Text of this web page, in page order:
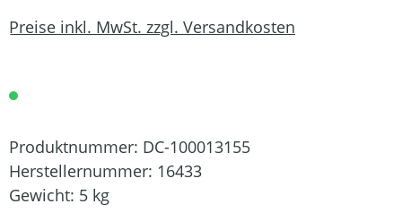
Preise inkl. MwSt. zzgl. Versandkosten
Produktnummer: DC-100013155
Herstellernummer: 16433
Gewicht: 5 kg